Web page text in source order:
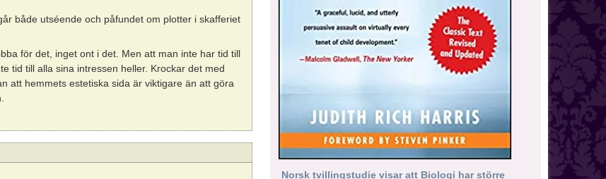
både utséende och påfundet om plotter i skafferiet
för det, inget ont i det. Men att man inte har tid till
tid till alla sina intressen heller. Krockar det med
att hemmets estetiska sida är viktigare än att göra
Norsk tvillingstudie visar att Biologi har större